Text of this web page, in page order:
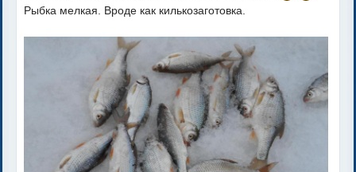
Рыбка мелкая. Вроде как килькозаготовка.